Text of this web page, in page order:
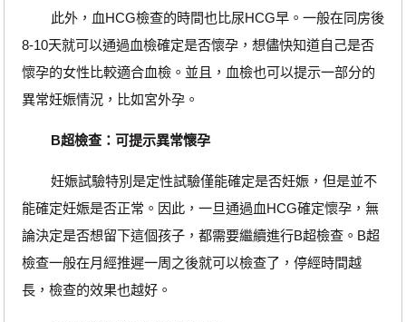
此外，血HCG檢查的時間也比尿HCG早。一般在同房後
8-10天就可以通過血檢確定是否懷孕，想儘快知道自己是否
懷孕的女性比較適合血檢。並且，血檢也可以提示一部分的
異常妊娠情況，比如宮外孕。
B超檢查：可提示異常懷孕
妊娠試驗特別是定性試驗僅能確定是否妊娠，但是並不
能確定妊娠是否正常。因此，一旦通過血HCG確定懷孕，無
論決定是否想留下這個孩子，都需要繼續進行B超檢查。B超
檢查一般在月經推遲一周之後就可以檢查了，停經時間越
長，檢查的效果也越好。